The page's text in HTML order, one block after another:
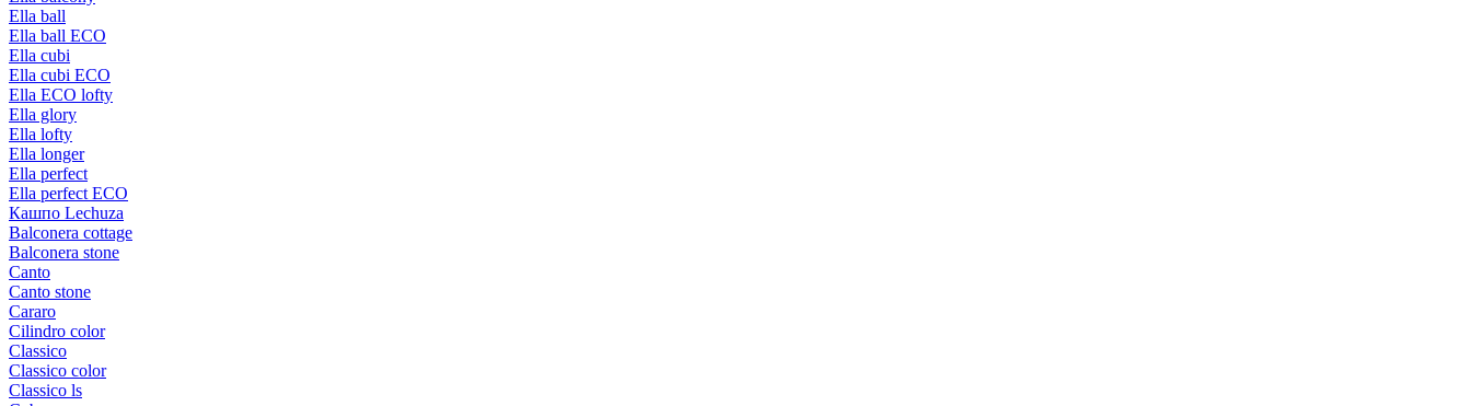
Ella ball
Ella ball ECO
Ella cubi
Ella cubi ECO
Ella ECO lofty
Ella glory
Ella lofty
Ella longer
Ella perfect
Ella perfect ECO
Кашпо Lechuza
Balconera cottage
Balconera stone
Canto
Canto stone
Cararo
Cilindro color
Classico
Classico color
Classico ls